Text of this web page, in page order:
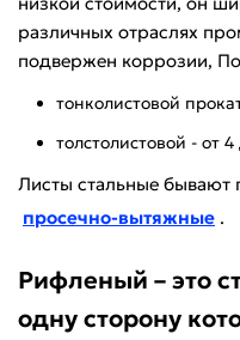
различных отраслях
подвержен коррозии, По
тонколистовой
толстолистовой - от 4
Листы стальные бывают
просечно-вытяжные .
Рифленый – это
одну сторону